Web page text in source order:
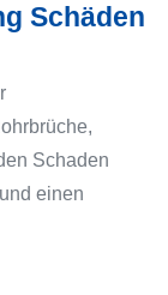
Schäden
Schaden
einen